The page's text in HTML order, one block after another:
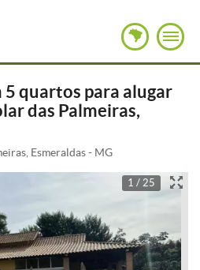
quartos para alugar
das Palmeiras,
Esmeraldas - MG
1 / 25